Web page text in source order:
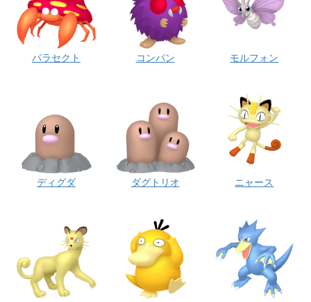
パラセクト コンパン モルフォン
ディグダ ダグトリオ ニャース